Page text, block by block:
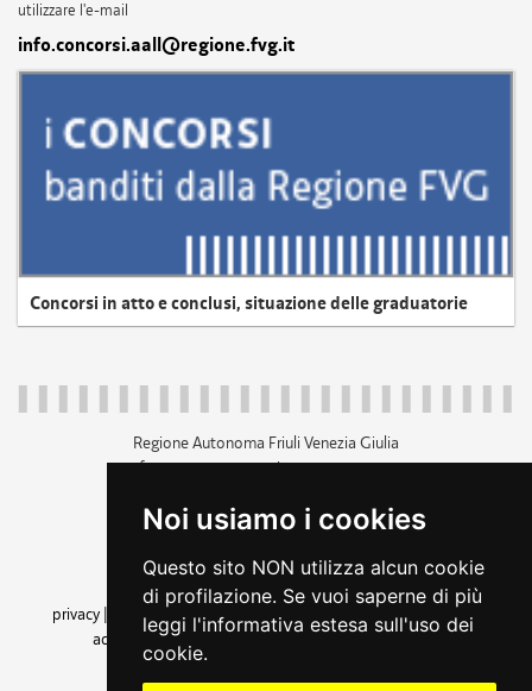
Noi usiamo i cookies
Questo sito NON utilizza alcun cookie
di profilazione. Se vuoi saperne di più
leggi l'informativa estesa sull'uso dei
cookie.
utilizzare l'e-mail
info.concorsi.aall@regione.fvg.it
Concorsi in atto e conclusi, situazione delle graduatorie
Regione Autonoma Friuli Venezia Giulia
c.f. 80014930327; p.iva 00526040324
+39 040 3771111
amministrazione trasparente
privacy
cookie |note legali accessibilità
dichiarazione di
accessibilità| feedback
cambio preferenze cookie